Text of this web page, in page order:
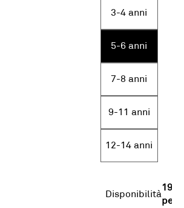
3-4 anni
5-6 anni
7-8 anni
9-11 anni
12-14 anni
Disponibilità
19